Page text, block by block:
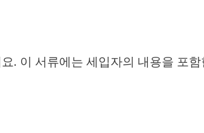
. 이 서류에는 세입자의 내용을 포